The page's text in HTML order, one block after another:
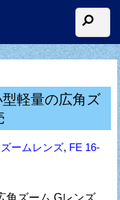
軽量の広角ズ
ームレンズ, FE 16-
角ズーム Gレンズ